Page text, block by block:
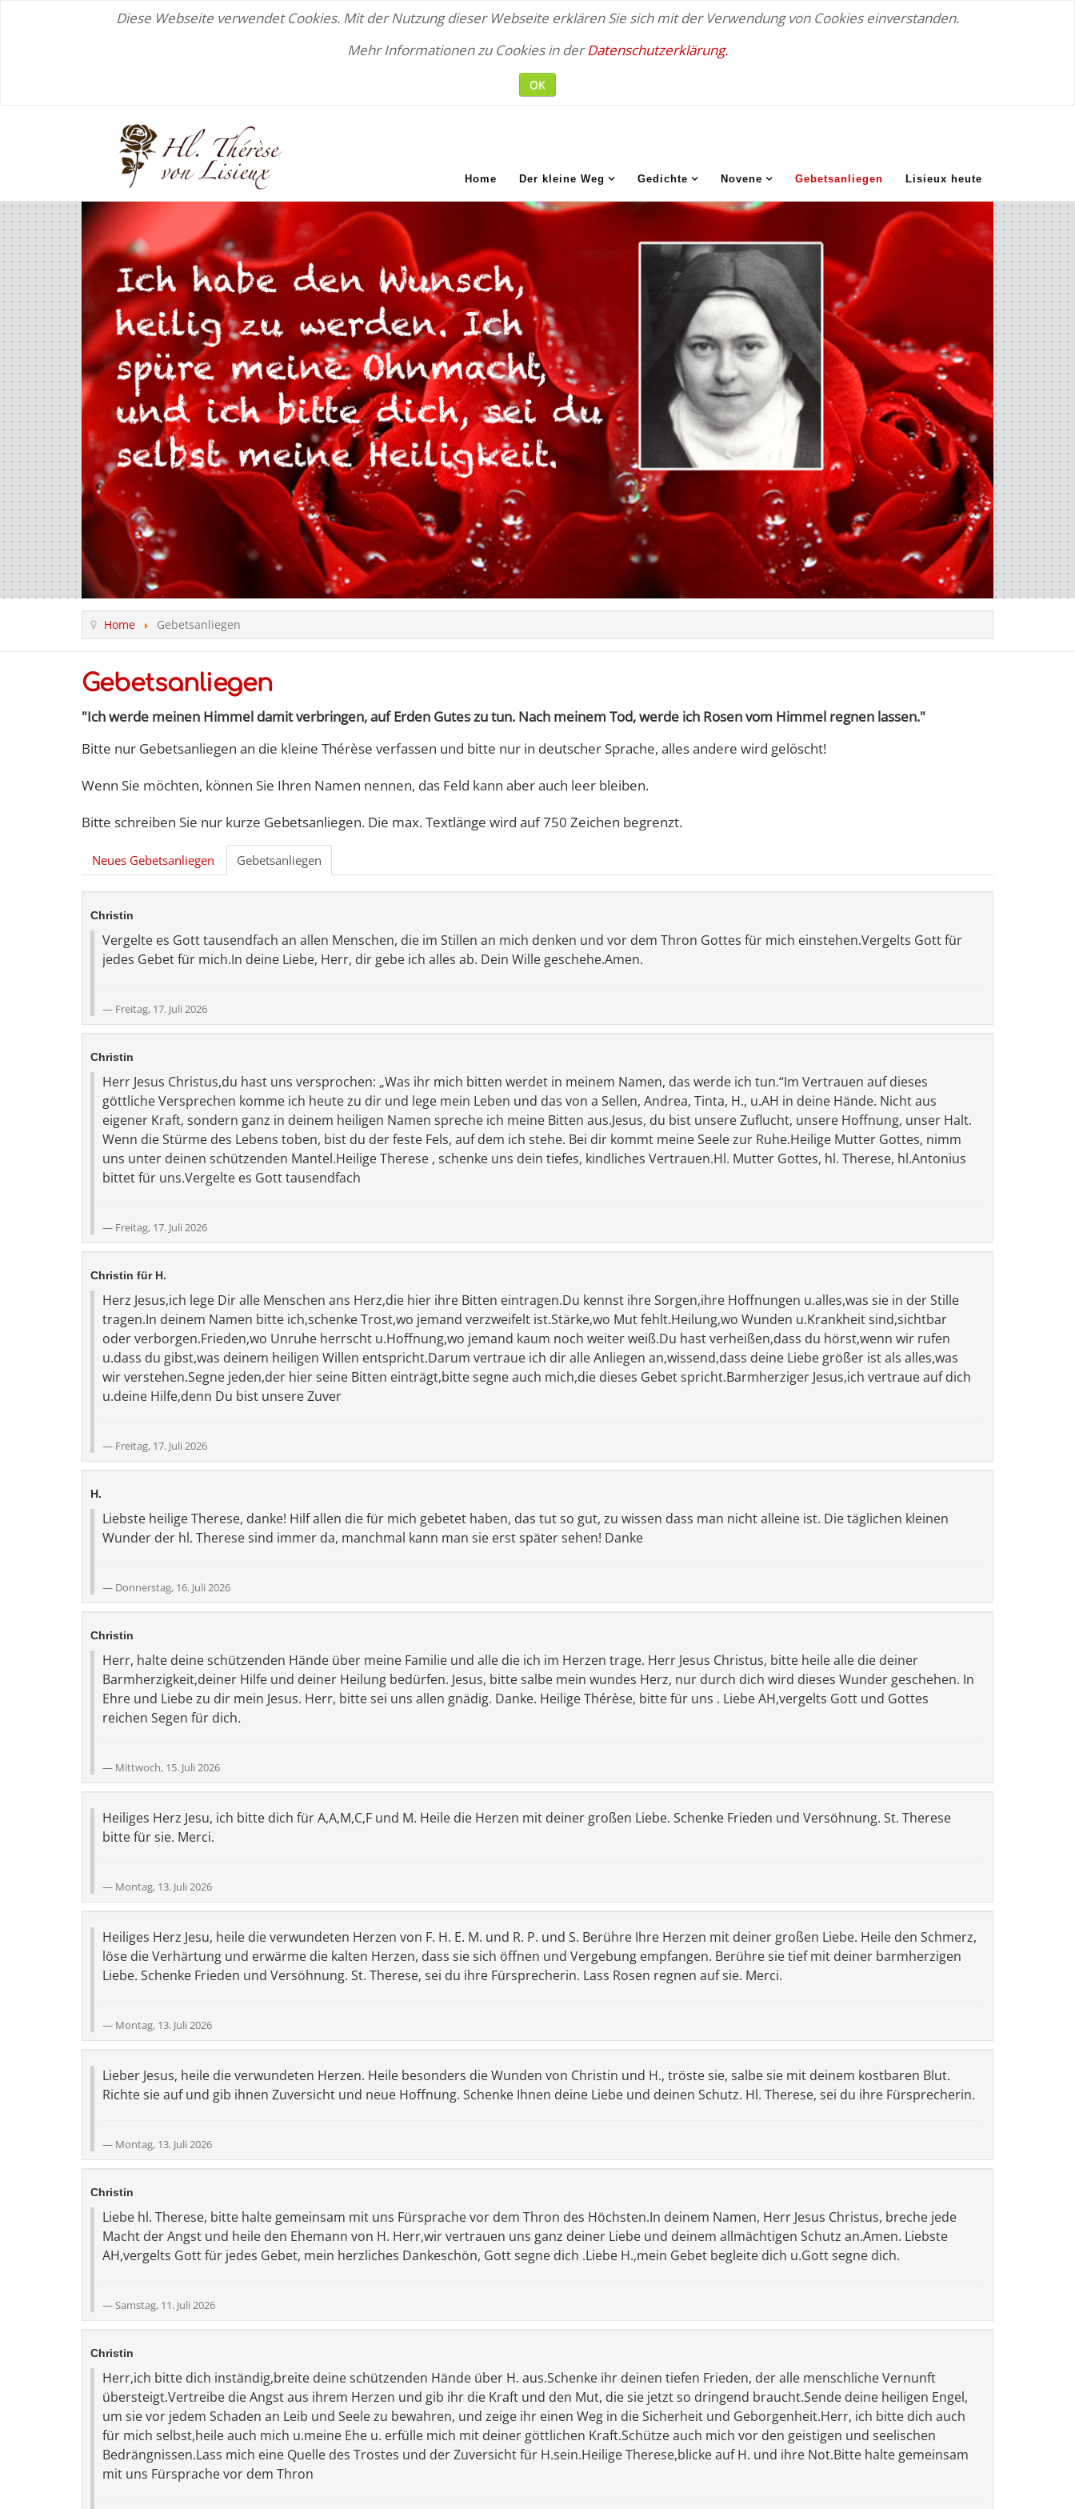
Diese Webseite verwendet Cookies. Mit der Nutzung dieser Webseite erklären Sie sich mit der Verwendung von Cookies einverstanden.
Mehr Informationen zu Cookies in derDatenschutzerklärung.
OK
Home Der kleine Weg Gedichte Novene Gebetsanliegen Lisieux heute
Home Gebetsanliegen
Gebetsanliegen
"Ich werde meinen Himmel damit verbringen, auf Erden Gutes zu tun. Nach meinem Tod, werde ich Rosen vom Himmel regnen lassen."
Bitte nur Gebetsanliegen an die kleine Thérèse verfassen und bitte nur in deutscher Sprache, alles andere wird gelöscht!
Wenn Sie möchten, können Sie Ihren Namen nennen, das Feld kann aber auch leer bleiben.
Bitte schreiben Sie nur kurze Gebetsanliegen. Die max. Textlänge wird auf 750 Zeichen begrenzt.
Neues Gebetsanliegen Gebetsanliegen
Christin
Vergelte es Gott tausendfach an allen Menschen, die im Stillen an mich denken und vor dem Thron Gottes für mich einstehen.Vergelts Gott für
jedes Gebet für mich.In deine Liebe, Herr, dir gebe ich alles ab. Dein Wille geschehe.Amen.
Freitag, 17. Juli 2026
Christin
Herr Jesus Christus,du hast uns versprochen: „Was ihr mich bitten werdet in meinem Namen, das werde ich tun.“Im Vertrauen auf dieses
göttliche Versprechen komme ich heute zu dir und lege mein Leben und das von a Sellen, Andrea, Tinta, H., u.AH in deine Hände. Nicht aus
eigener Kraft, sondern ganz in deinem heiligen Namen spreche ich meine Bitten aus.Jesus, du bist unsere Zuflucht, unsere Hoffnung, unser Halt.
Wenn die Stürme des Lebens toben, bist du der feste Fels, auf dem ich stehe. Bei dir kommt meine Seele zur Ruhe.Heilige Mutter Gottes, nimm
uns unter deinen schützenden Mantel.Heilige Therese , schenke uns dein tiefes, kindliches Vertrauen.Hl. Mutter Gottes, hl. Therese, hl.Antonius
bittet für uns.Vergelte es Gott tausendfach
Freitag, 17. Juli 2026
Christin für H.
Herz Jesus,ich lege Dir alle Menschen ans Herz,die hier ihre Bitten eintragen.Du kennst ihre Sorgen,ihre Hoffnungen u.alles,was sie in der Stille
tragen.In deinem Namen bitte ich,schenke Trost,wo jemand verzweifelt ist.Stärke,wo Mut fehlt.Heilung,wo Wunden u.Krankheit sind,sichtbar
oder verborgen.Frieden,wo Unruhe herrscht u.Hoffnung,wo jemand kaum noch weiter weiß.Du hast verheißen,dass du hörst,wenn wir rufen
u.dass du gibst,was deinem heiligen Willen entspricht.Darum vertraue ich dir alle Anliegen an,wissend,dass deine Liebe größer ist als alles,was
wir verstehen.Segne jeden,der hier seine Bitten einträgt,bitte segne auch mich,die dieses Gebet spricht.Barmherziger Jesus,ich vertraue auf dich
u.deine Hilfe,denn Du bist unsere Zuver
Freitag, 17. Juli 2026
H.
Liebste heilige Therese, danke! Hilf allen die für mich gebetet haben, das tut so gut, zu wissen dass man nicht alleine ist. Die täglichen kleinen
Wunder der hl. Therese sind immer da, manchmal kann man sie erst später sehen! Danke
Donnerstag, 16. Juli 2026
Christin
Herr, halte deine schützenden Hände über meine Familie und alle die ich im Herzen trage. Herr Jesus Christus, bitte heile alle die deiner
Barmherzigkeit,deiner Hilfe und deiner Heilung bedürfen. Jesus, bitte salbe mein wundes Herz, nur durch dich wird dieses Wunder geschehen. In
Ehre und Liebe zu dir mein Jesus. Herr, bitte sei uns allen gnädig. Danke. Heilige Thérèse, bitte für uns . Liebe AH,vergelts Gott und Gottes
reichen Segen für dich.
Mittwoch, 15. Juli 2026
Heiliges Herz Jesu, ich bitte dich für A,A,M,C,F und M. Heile die Herzen mit deiner großen Liebe. Schenke Frieden und Versöhnung. St. Therese
bitte für sie. Merci.
Montag, 13. Juli 2026
Heiliges Herz Jesu, heile die verwundeten Herzen von F. H. E. M. und R. P. und S. Berühre Ihre Herzen mit deiner großen Liebe. Heile den Schmerz,
löse die Verhärtung und erwärme die kalten Herzen, dass sie sich öffnen und Vergebung empfangen. Berühre sie tief mit deiner barmherzigen
Liebe. Schenke Frieden und Versöhnung. St. Therese, sei du ihre Fürsprecherin. Lass Rosen regnen auf sie. Merci.
Montag, 13. Juli 2026
Lieber Jesus, heile die verwundeten Herzen. Heile besonders die Wunden von Christin und H., tröste sie, salbe sie mit deinem kostbaren Blut.
Richte sie auf und gib ihnen Zuversicht und neue Hoffnung. Schenke Ihnen deine Liebe und deinen Schutz. Hl. Therese, sei du ihre Fürsprecherin.
Montag, 13. Juli 2026
Christin
Liebe hl. Therese, bitte halte gemeinsam mit uns Fürsprache vor dem Thron des Höchsten.In deinem Namen, Herr Jesus Christus, breche jede
Macht der Angst und heile den Ehemann von H. Herr,wir vertrauen uns ganz deiner Liebe und deinem allmächtigen Schutz an.Amen. Liebste
AH,vergelts Gott für jedes Gebet, mein herzliches Dankeschön, Gott segne dich .Liebe H.,mein Gebet begleite dich u.Gott segne dich.
Samstag, 11. Juli 2026
Christin
Herr,ich bitte dich inständig,breite deine schützenden Hände über H. aus.Schenke ihr deinen tiefen Frieden, der alle menschliche Vernunft
übersteigt.Vertreibe die Angst aus ihrem Herzen und gib ihr die Kraft und den Mut, die sie jetzt so dringend braucht.Sende deine heiligen Engel,
um sie vor jedem Schaden an Leib und Seele zu bewahren, und zeige ihr einen Weg in die Sicherheit und Geborgenheit.Herr, ich bitte dich auch
für mich selbst,heile auch mich u.meine Ehe u. erfülle mich mit deiner göttlichen Kraft.Schütze auch mich vor den geistigen und seelischen
Bedrängnissen.Lass mich eine Quelle des Trostes und der Zuversicht für H.sein.Heilige Therese,blicke auf H. und ihre Not.Bitte halte gemeinsam
mit uns Fürsprache vor dem Thron